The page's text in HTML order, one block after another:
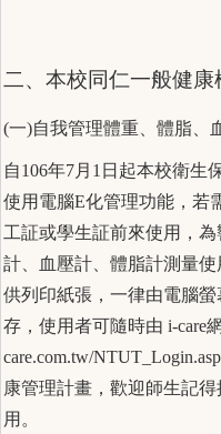
二、本校同仁一般健
(一)自我管理體重、體脂、
自106年7月1日起本校衛生
使用電腦E化管理功能，若
工証或學生証前來使用，
計、血壓計、體脂計測量
供列印紙張，一律由電腦
存，使用者可隨時由 i-care
care.com.tw/
康管理計畫，歡迎師生記
用。